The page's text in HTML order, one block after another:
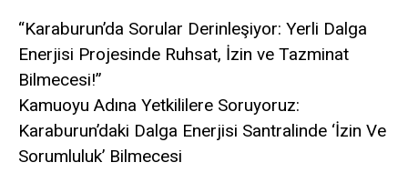
“Karaburun’da Sorular Derinleşiyor: Yerli Dalga
Enerjisi Projesinde Ruhsat, İzin ve Tazminat
Bilmecesi!”
Kamuoyu Adına Yetkililere Soruyoruz:
Karaburun’daki Dalga Enerjisi Santralinde ‘İzin Ve
Sorumluluk’ Bilmecesi